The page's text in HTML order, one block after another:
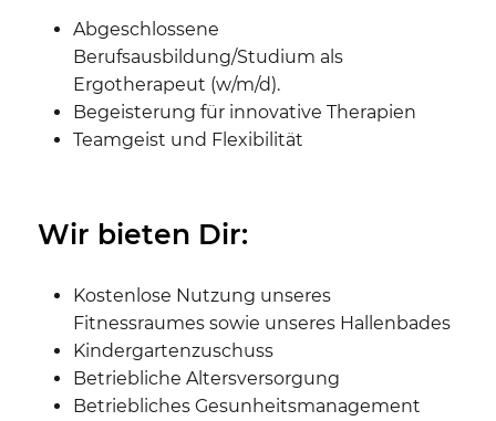
Abgeschlossene
Berufsausbildung/Studium als
Ergotherapeut (w/m/d).
Begeisterung für innovative Therapien
Teamgeist und Flexibilität
Wir bieten Dir:
Kostenlose Nutzung unseres
Fitnessraumes sowie unseres Hallenbades
Kindergartenzuschuss
Betriebliche Altersversorgung
Betriebliches Gesunheitsmanagement